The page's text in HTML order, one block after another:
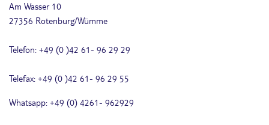
Am Wasser 10
27356 Rotenburg/Wümme
Telefon: +49 (0 )42 61- 96 29 29
Telefax: +49 (0 )42 61- 96 29 55
Whatsapp: +49 (0) 4261- 962929